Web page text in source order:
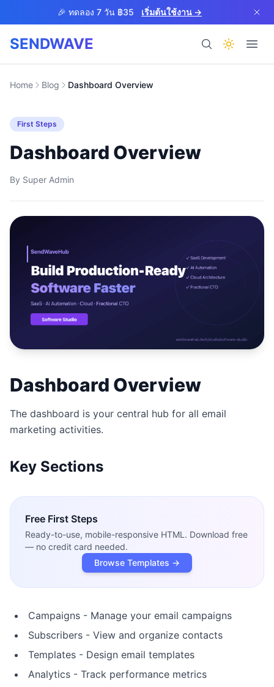
Skip to main content🎉 ทดลอง 7 วัน ฿35 เริ่มต้นใช้งาน →
SENDWAVE
ผลิตภัณฑ์
ช่วยเหลือ
Studio NEW
เข้าสู่ระบบ
เริ่มทดลอง 7 วัน ฿35
Home Blog Dashboard Overview
First Steps
Dashboard Overview
By Super Admin
Dashboard Overview
The dashboard is your central hub for all email
marketing activities.
Key Sections
Free First Steps
Ready-to-use, mobile-responsive HTML. Download free
— no credit card needed.
Browse Templates →
Campaigns - Manage your email campaigns
Subscribers - View and organize contacts
Templates - Design email templates
Analytics - Track performance metrics